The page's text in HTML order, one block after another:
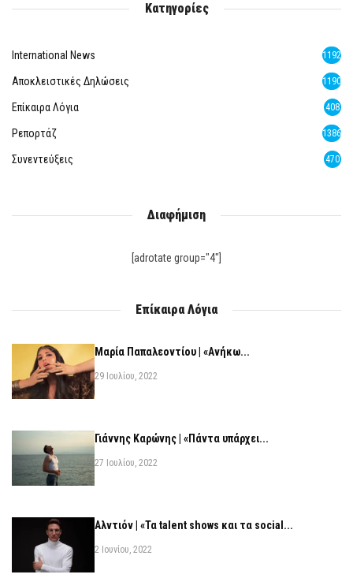
Κατηγορίες
International News 1192
Αποκλειστικές Δηλώσεις 1190
Επίκαιρα Λόγια 408
Ρεπορτάζ 1386
Συνεντεύξεις 470
Διαφήμιση
[adrotate group="4"]
Επίκαιρα Λόγια
Μαρία Παπαλεοντίου | «Ανήκω...
29 Ιουλίου, 2022
Γιάννης Καρώνης | «Πάντα υπάρχει...
27 Ιουλίου, 2022
Αλντιόν | «Τα talent shows και τα social...
2 Ιουνίου, 2022